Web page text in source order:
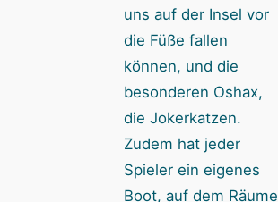
uns auf der Insel vor
die Füße fallen
können, und die
besonderen Oshax,
die Jokerkatzen.
Zudem hat jeder
Spieler ein eigenes
Boot, auf dem Räume